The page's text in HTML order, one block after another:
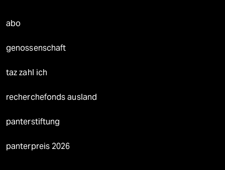
abo
genossenschaft
taz zahl ich
recherchefonds ausland
panterstiftung
panterpreis 2026